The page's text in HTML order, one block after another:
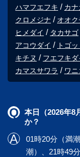
ハマフエフキ カナ
クロメジナ
オオ
ヒメダイ
タカサゴ
アコウダイ
トゴ
キチヌ
フエフキダ
カマスサワラ
ワニ
本日（2026年8
か？
01時20分（満
潮）、21時49